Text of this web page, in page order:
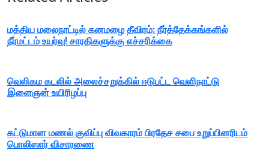
மத்திய மலைநாட்டில் கனமழை தீவிரம்: நீர்த்தேக்கங்களில்
நீர்மட்டம் உயர்வு! சாரதிகளுக்கு எச்சரிக்கை
வெலிகம கடலில் அலைச்சறுக்கில் ஈடுபட்ட வெளிநாட்டு
இளைஞன் உயிரிழப்பு
கட்டுமான மணல் குவிப்பு விவகாரம் பிரதேச சபை உறுப்பினரிடம்
பொலிஸார் விசாரணை